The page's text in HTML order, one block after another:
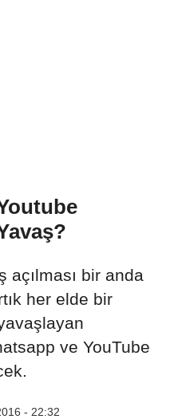
açılması bir anda
her elde bir
ve YouTube
- 22:32